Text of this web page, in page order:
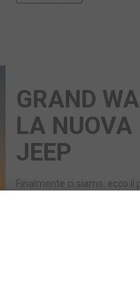
GRAND
LA
JEEP
Finalmente ci siamo: ecco il